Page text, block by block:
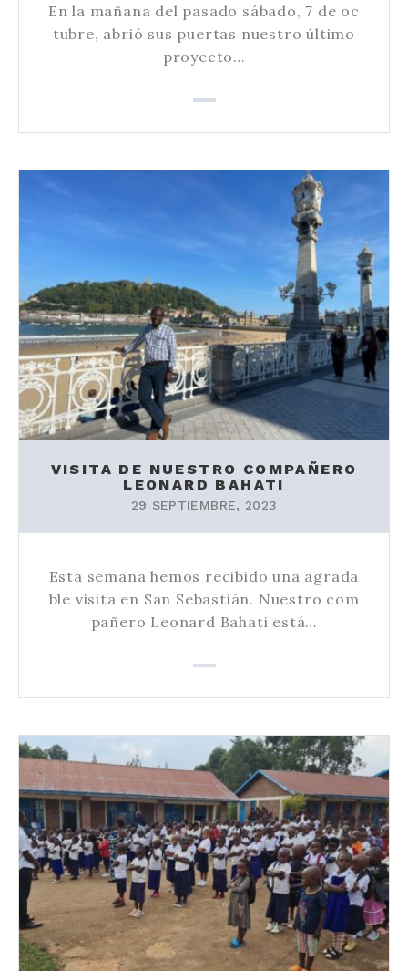
En la mañana del pasado sábado, 7 de oc
tubre, abrió sus puertas nuestro último
proyecto…
VISITA DE NUESTRO COMPAÑERO
LEONARD BAHATI
29 SEPTIEMBRE, 2023
Esta semana hemos recibido una agrada
ble visita en San Sebastián. Nuestro com
pañero Leonard Bahati está…